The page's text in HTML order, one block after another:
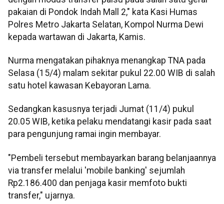
pakaian di Pondok Indah Mall 2," kata Kasi Humas
Polres Metro Jakarta Selatan, Kompol Nurma Dewi
kepada wartawan di Jakarta, Kamis.
Nurma mengatakan pihaknya menangkap TNA pada
Selasa (15/4) malam sekitar pukul 22.00 WIB di salah
satu hotel kawasan Kebayoran Lama.
Sedangkan kasusnya terjadi Jumat (11/4) pukul
20.05 WIB, ketika pelaku mendatangi kasir pada saat
para pengunjung ramai ingin membayar.
"Pembeli tersebut membayarkan barang belanjaannya
via transfer melalui 'mobile banking' sejumlah
Rp2.186.400 dan penjaga kasir memfoto bukti
transfer," ujarnya.